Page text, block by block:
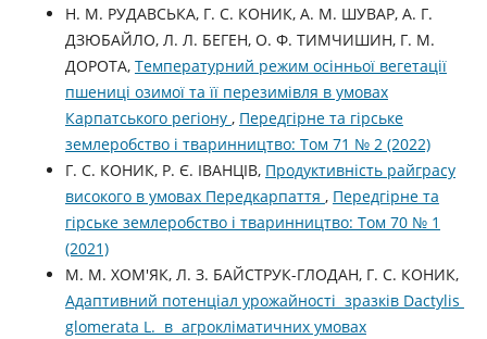
Н. М. РУДАВСЬКА, Г. С. КОНИК, А. М. ШУВАР, А. Г.
ДЗЮБАЙЛО, Л. Л. БЕГЕН, О. Ф. ТИМЧИШИН, Г. М.
ДОРОТА, Температурний режим осінньої вегетації
пшениці озимої та її перезимівля в умовах
Карпатського регіону , Передгірне та гірське
землеробство і тваринництво: Том 71 № 2 (2022)
Г. С. КОНИК, Р. Є. ІВАНЦІВ, Продуктивність райграсу
високого в умовах Передкарпаття , Передгірне та
гірське землеробство і тваринництво: Том 70 № 1
(2021)
М. М. ХОМ'ЯК, Л. З. БАЙСТРУК-ГЛОДАН, Г. С. КОНИК,
Адаптивний потенціал урожайності зразків Dactylis
glomerata L. в агрокліматичних умовах